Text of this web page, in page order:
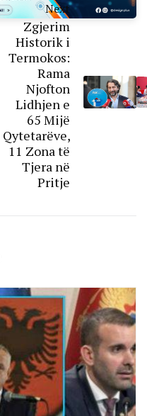
Next
Zgjerim
Historik i
Termokos:
Rama
Njofton
Lidhjen e
65 Mijë
Qytetarëve,
11 Zona të
Tjera në
Pritje